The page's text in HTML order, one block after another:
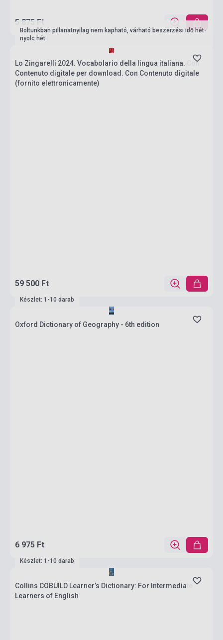
5 875 Ft
Boltunkban pillanatnyilag nem kapható, várható beszerzési idő hét-
nyolc hét
Lo Zingarelli 2024. Vocabolario della lingua italiana. Con
Contenuto digitale per download. Con Contenuto digitale
(fornito elettronicamente)
59 500 Ft
Készlet: 1-10 darab
Oxford Dictionary of Geography - 6th edition
6 975 Ft
Készlet: 1-10 darab
Collins COBUILD Learner’s Dictionary: For Intermediate
Learners of English